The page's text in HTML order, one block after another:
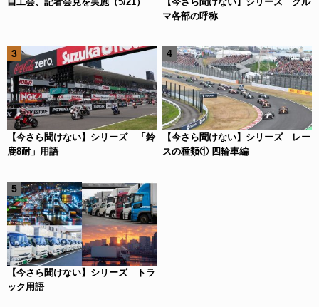
マ各部の呼称
【今さら聞けない】シリーズ 「鈴
鹿8耐」用語
【今さら聞けない】シリーズ レー
スの種類① 四輪車編
【今さら聞けない】シリーズ トラ
ック用語